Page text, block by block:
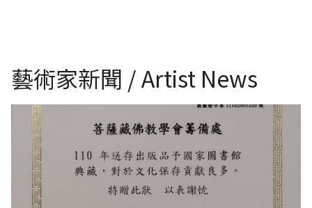
藝術家新聞 / Artist News
國家圖書館感謝狀